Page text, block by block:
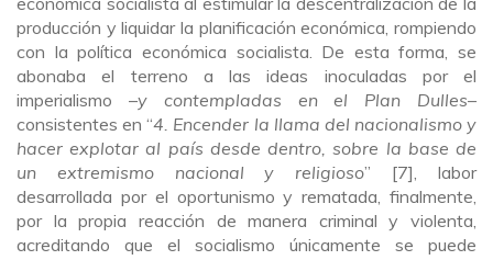
producción y liquidar la planificación económica, rompiendo
con la política económica socialista. De esta forma, se
abonaba el terreno a las ideas inoculadas por el
imperialismo –y contempladas en el Plan Dulles–
consistentes en “4. Encender la llama del nacionalismo y
hacer explotar al país desde dentro, sobre la base de
un extremismo nacional y religioso” [7], labor
desarrollada por el oportunismo y rematada, finalmente,
por la propia reacción de manera criminal y violenta,
acreditando que el socialismo únicamente se puede